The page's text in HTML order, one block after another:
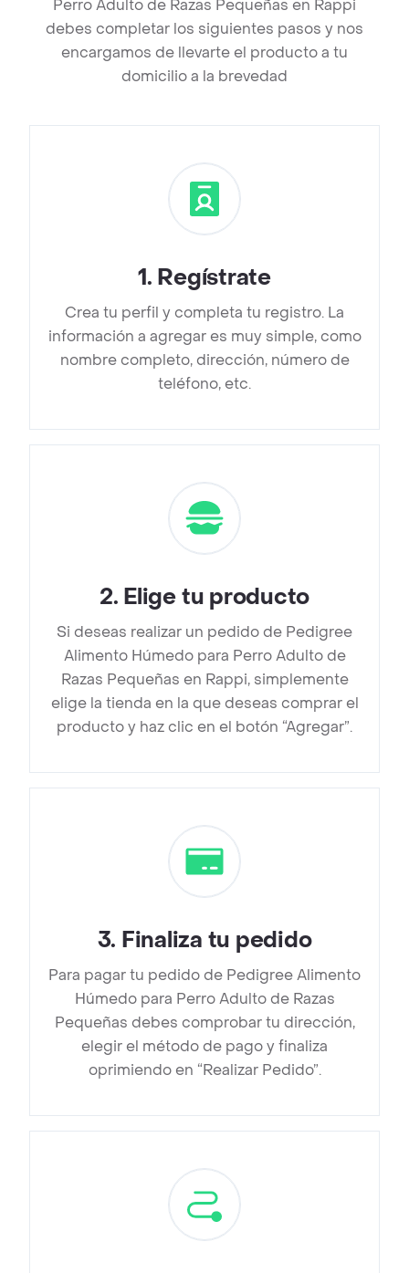
Perro Adulto de Razas Pequeñas en Rappi
debes completar los siguientes pasos y nos
encargamos de llevarte el producto a tu
domicilio a la brevedad
1. Regístrate
Crea tu perfil y completa tu registro. La
información a agregar es muy simple, como
nombre completo, dirección, número de
teléfono, etc.
2. Elige tu producto
Si deseas realizar un pedido de Pedigree
Alimento Húmedo para Perro Adulto de
Razas Pequeñas en Rappi, simplemente
elige la tienda en la que deseas comprar el
producto y haz clic en el botón “Agregar”.
3. Finaliza tu pedido
Para pagar tu pedido de Pedigree Alimento
Húmedo para Perro Adulto de Razas
Pequeñas debes comprobar tu dirección,
elegir el método de pago y finaliza
oprimiendo en “Realizar Pedido”.